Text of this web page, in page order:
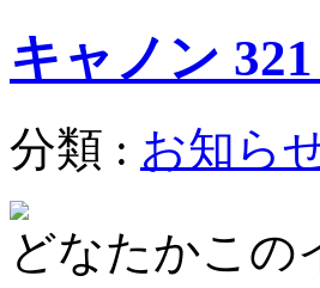
キャノン
分類 : お知ら
どなたかこの